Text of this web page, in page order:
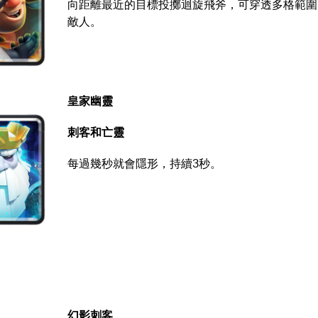
向距離最近的目標投擲迴旋飛斧，可穿透多格範
敵人。
皇家幽靈
刺客和亡靈
每過幾秒就會隱形，持續3秒。
幻影刺客